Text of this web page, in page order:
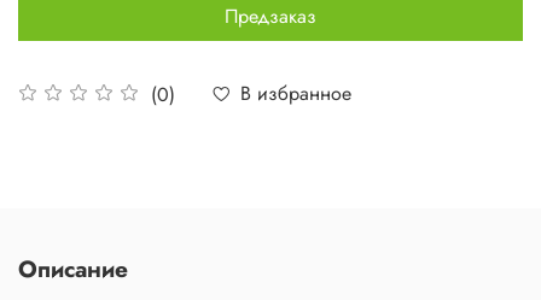
(0) В избранное
Предзаказ
Описание